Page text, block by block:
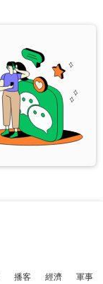
播客 經濟 軍事